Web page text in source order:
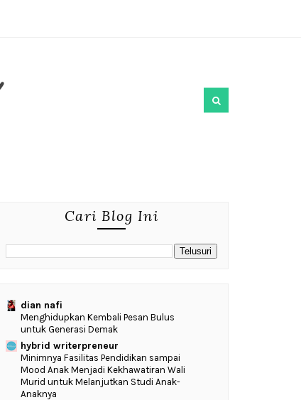
Cari Blog Ini
dian nafi
Menghidupkan Kembali Pesan Bulus
untuk Generasi Demak
hybrid writerpreneur
‎Minimnya Fasilitas Pendidikan sampai
Mood Anak Menjadi Kekhawatiran Wali
Murid untuk Melanjutkan Studi Anak-
Anaknya